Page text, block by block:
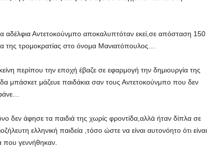
αδέλφια Αντετοκούνμπο αποκαλυπτόταν εκεί,σε απόσταση 150
της τρομοκρατίας στο όνομα Μανιατόπουλος…
περίπου την εποχή έβαζε σε εφαρμογή την δημιουργία της
μπάσκετ μάζευε παιδάκια σαν τους Αντετοκούνμπο που δεν
δεν άφησε τα παιδιά της χωρίς φροντίδα,αλλά ήταν δίπλα σε
ελληνική παιδεία ,τόσο ώστε να είναι αυτονόητο ότι είναι
γεννήθηκαν.